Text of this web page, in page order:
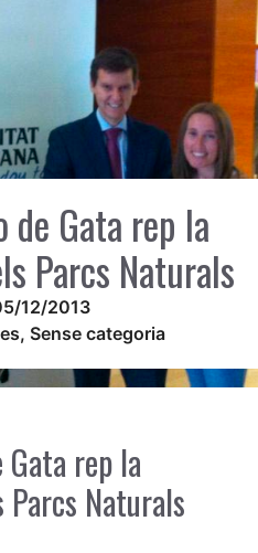
Gata rep la
Parcs Naturals
12/2013
, Sense categoria
rep la
Naturals